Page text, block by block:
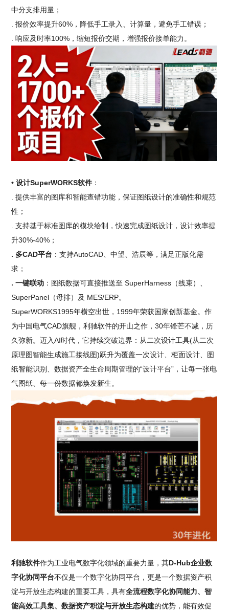
中分支排用量；
. 报价效率提升60%，降低手工录入、计算量，避免手工错误；
. 响应及时率100%，缩短报价交期，增强报价接单能力。
• 设计SuperWORKS软件 ：
. 提供丰富的图库和智能查错功能，保证图纸设计的准确性和规范
性；
. 支持基于标准图库的模块绘制，快速完成图纸设计，设计效率提
升30%-40%；
. 多CAD平台 ：支持AutoCAD、中望、浩辰等，满足正版化需
求；
. 一键联动 ：图纸数据可直接推送至 SuperHarness（线束）、
SuperPanel（母排）及 MES/ERP。
SuperWORKS1995年横空出世，1999年荣获国家创新基金。作
为中国电气CAD旗舰，利驰软件的开山之作，30年锋芒不减，历
久弥新。迈入AI时代，它持续突破边界：从二次设计工具(从二次
原理图智能生成施工接线图)跃升为覆盖一次设计、柜面设计、图
纸智能识别、数据资产全生命周期管理的“设计平台”，让每一张电
气图纸、每一份数据都焕发新生。
利驰软件作为工业电气数字化领域的重要力量，其D-Hub企业数
字化协同平台不仅是一个数字化协同平台，更是一个数据资产积
淀与开放生态构建的重要工具，具有全流程数字化协同能力、智
能高效工具集、数据资产积淀与开放生态构建的优势，能有效促